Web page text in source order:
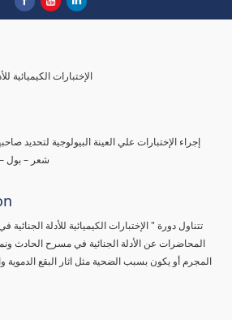
الإختبارات الكيميائية
شعر – بول
تتناول دورة " الإختبارات الكيميائية للأدلة
المحاضرات عن الأدلة الجنائية في مسرح الحادث
المجرم أو يكون بسبب الضحية مثل اثار البقع